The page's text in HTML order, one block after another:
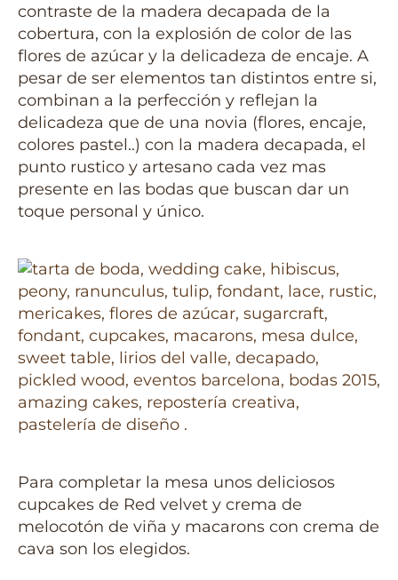
contraste de la madera decapada de la
cobertura, con la explosión de color de las
flores de azúcar y la delicadeza de encaje. A
pesar de ser elementos tan distintos entre si,
combinan a la perfección y reflejan la
delicadeza que de una novia (flores, encaje,
colores pastel..) con la madera decapada, el
punto rustico y artesano cada vez mas
presente en las bodas que buscan dar un
toque personal y único.
Para completar la mesa unos deliciosos
cupcakes de Red velvet y crema de
melocotón de viña y macarons con crema de
cava son los elegidos.